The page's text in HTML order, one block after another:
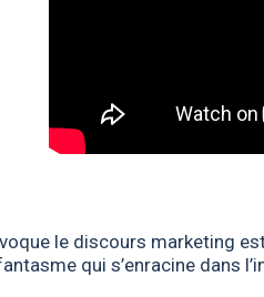
le discours marketing
qui s’enracine dans